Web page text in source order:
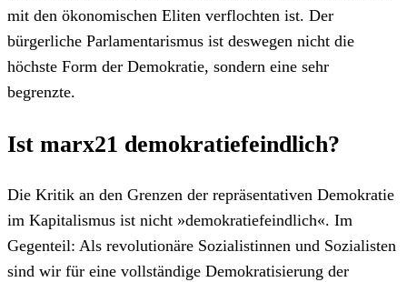
mit den ökonomischen Eliten verflochten ist. Der
bürgerliche Parlamentarismus ist deswegen nicht die
höchste Form der Demokratie, sondern eine sehr
begrenzte.
Ist marx21 demokratiefeindlich?
Die Kritik an den Grenzen der repräsentativen Demokratie
im Kapitalismus ist nicht »demokratiefeindlich«. Im
Gegenteil: Als revolutionäre Sozialistinnen und Sozialisten
sind wir für eine vollständige Demokratisierung der